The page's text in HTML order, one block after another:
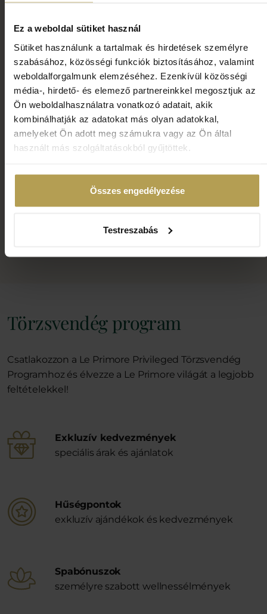
Ez a weboldal sütiket használ
Sütiket használunk a tartalmak és hirdetések személyre
szabásához, közösségi funkciók biztosításához, valamint
weboldalforgalmunk elemzéséhez. Ezenkívül közösségi
média-, hirdető- és elemező partnereinkkel megosztjuk az
Ön weboldalhasználatra vonatkozó adatait, akik
kombinálhatják az adatokat más olyan adatokkal,
amelyeket Ön adott meg számukra vagy az Ön által
használt más szolgáltatásokból gyűjtöttek.
Összes engedélyezése
Testreszabás
2026.10.22.-10.31.
Őszi kalandok a Le Primore-ban
Leírás:
Töltse az őszi szünetet a Le Primore-ban, ahol kreatív
foglalkozások, halloweeni kalandok, családi élmények
és egy különleges Kids Only vacsora várja a
Törzsvendég program
Csatlakozzon a Le Primore Privileged Törzsvendég
Programhoz és élvezze a Le Primore világát a legjobb
feltételekkel!
Exkluzív kedvezmények
speciális árak és ajánlatok
Hűségpontok
exkluzív ajándékok és kedvezmények
Spabónuszok
személyre szabott wellnessélmények